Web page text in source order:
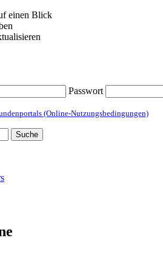
einen Blick
Passwort
(Online-Nutzungsbedingungen)
Suche